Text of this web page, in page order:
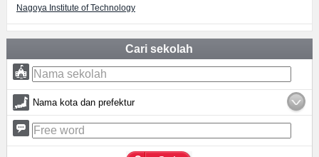
Nagoya Institute of Technology
Cari sekolah
Nama kota dan prefektur